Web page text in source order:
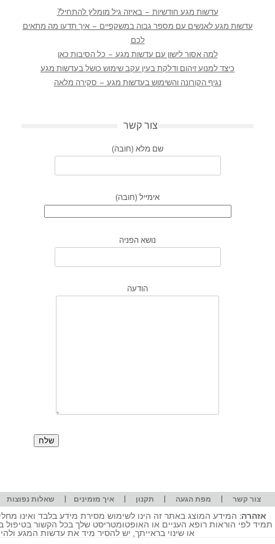
עדשות מגע חודשיות – באיזה גיל מומלץ להתחיל?
עדשות מגע לאנשים עם מספר גבוה במשקפיים – איך תדעו מה מתאים
לכם
למה אסור לישון עם עדשות מגע – כל הסיבות כאן
כיצד למנוע זיהום ודלקת בעין עקב שימוש כושל בעדשות מגע
נגיף הקורונה והשימוש בעדשות מגע – סקירה מלאה
צור קשר
שם מלא (חובה)
אימייל (חובה)
נושא הפניה
הודעה
צור קשר | מפת הגעה | תקנון |איך מזמינים | שאלות נפוצות
אזהרה: המידע המוצג באתר זה הינו לשימוש מסירת מידע בלבד ואינו
תמיד לפי הוראות רופא העניים או האופטומטריסט שלך בכל הקשור
או שינוי בראייתך, יש להסיר מיד את עדשות המגע